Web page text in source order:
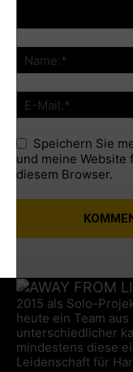
Speichern Sie
und meine Website
diesem Browser.
2015 als Solo-
heute ein Team
unterschiedlicher
mindestens diese
Leidenschaft für